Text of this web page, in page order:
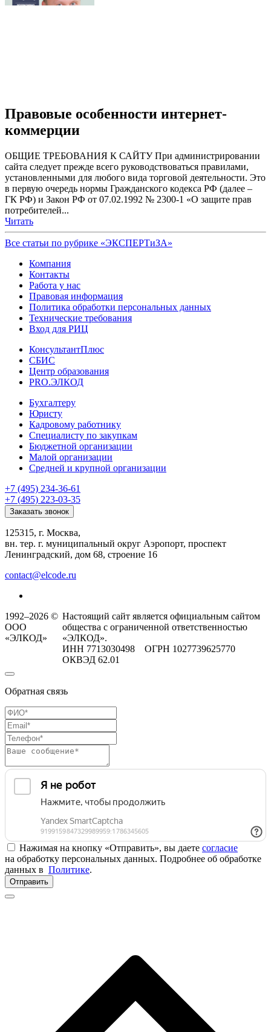
Правовые особенности интернет-
коммерции
ОБЩИЕ ТРЕБОВАНИЯ К САЙТУ При администрировании
сайта следует прежде всего руководствоваться правилами,
установленными для любого вида торговой деятельности. Это
в первую очередь нормы Гражданского кодекса РФ (далее –
ГК РФ) и Закон РФ от 07.02.1992 № 2300-1 «О защите прав
потребителей...
Читать
Все статьи по рубрике «ЭКСПЕРТиЗА»
Компания
Контакты
Работа у нас
Правовая информация
Политика обработки персональных данных
Технические требования
Вход для РИЦ
КонсультантПлюс
СБИС
Центр образования
PRO.ЭЛКОД
Бухгалтеру
Юристу
Кадровому работнику
Специалисту по закупкам
Бюджетной организации
Малой организации
Средней и крупной организации
+7 (495) 234-36-61
+7 (495) 223-03-35
Заказать звонок
125315, г. Москва,
вн. тер. г. муниципальный округ Аэропорт, проспект
Ленинградский, дом 68, строение 16
contact@elcode.ru
1992–2026 ©
ООО
«ЭЛКОД»
Настоящий сайт является официальным сайтом
общества с ограниченной ответственностью
«ЭЛКОД».
ИНН 7713030498 ОГРН 1027739625770
ОКВЭД 62.01
Обратная связь
Нажимая на кнопку «Отправить», вы даете согласие
на обработку персональных данных. Подробнее об обработке
данных в Политике.
Отправить